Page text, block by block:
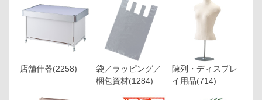
店舗什器(2258)
袋／ラッピング／
梱包資材(1284)
陳列・ディスプレ
イ用品(714)